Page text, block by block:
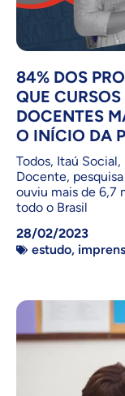
84% DOS
QUE
DOCENTES
O INÍCIO DA
Todos, Itaú
Docente,
ouviu mais de 6,7
todo o Brasil
28/02/2023
estudo,